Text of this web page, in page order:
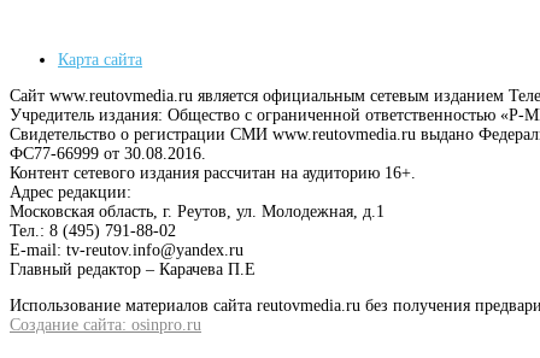
Карта сайта
Сайт www.reutovmedia.ru является официальным сетевым изданием
Учредитель издания: Общество с ограниченной ответственностью
Свидетельство о регистрации СМИ www.reutovmedia.ru выдано
ФС77-66999 от 30.08.2016.
Контент сетевого издания рассчитан на аудиторию 16+.
Адрес редакции:
Московская область, г. Реутов, ул. Молодежная, д.1
Тел.: 8 (495) 791-88-02
E-mail: tv-reutov.info@yandex.ru
Главный редактор – Карачева П.Е
Использование материалов сайта reutovmedia.ru без получения
Создание сайта: osinpro.ru